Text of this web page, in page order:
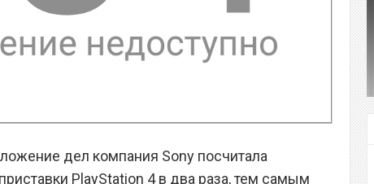
дел компания Sony посчитала
PlayStation 4 в два раза, тем самым